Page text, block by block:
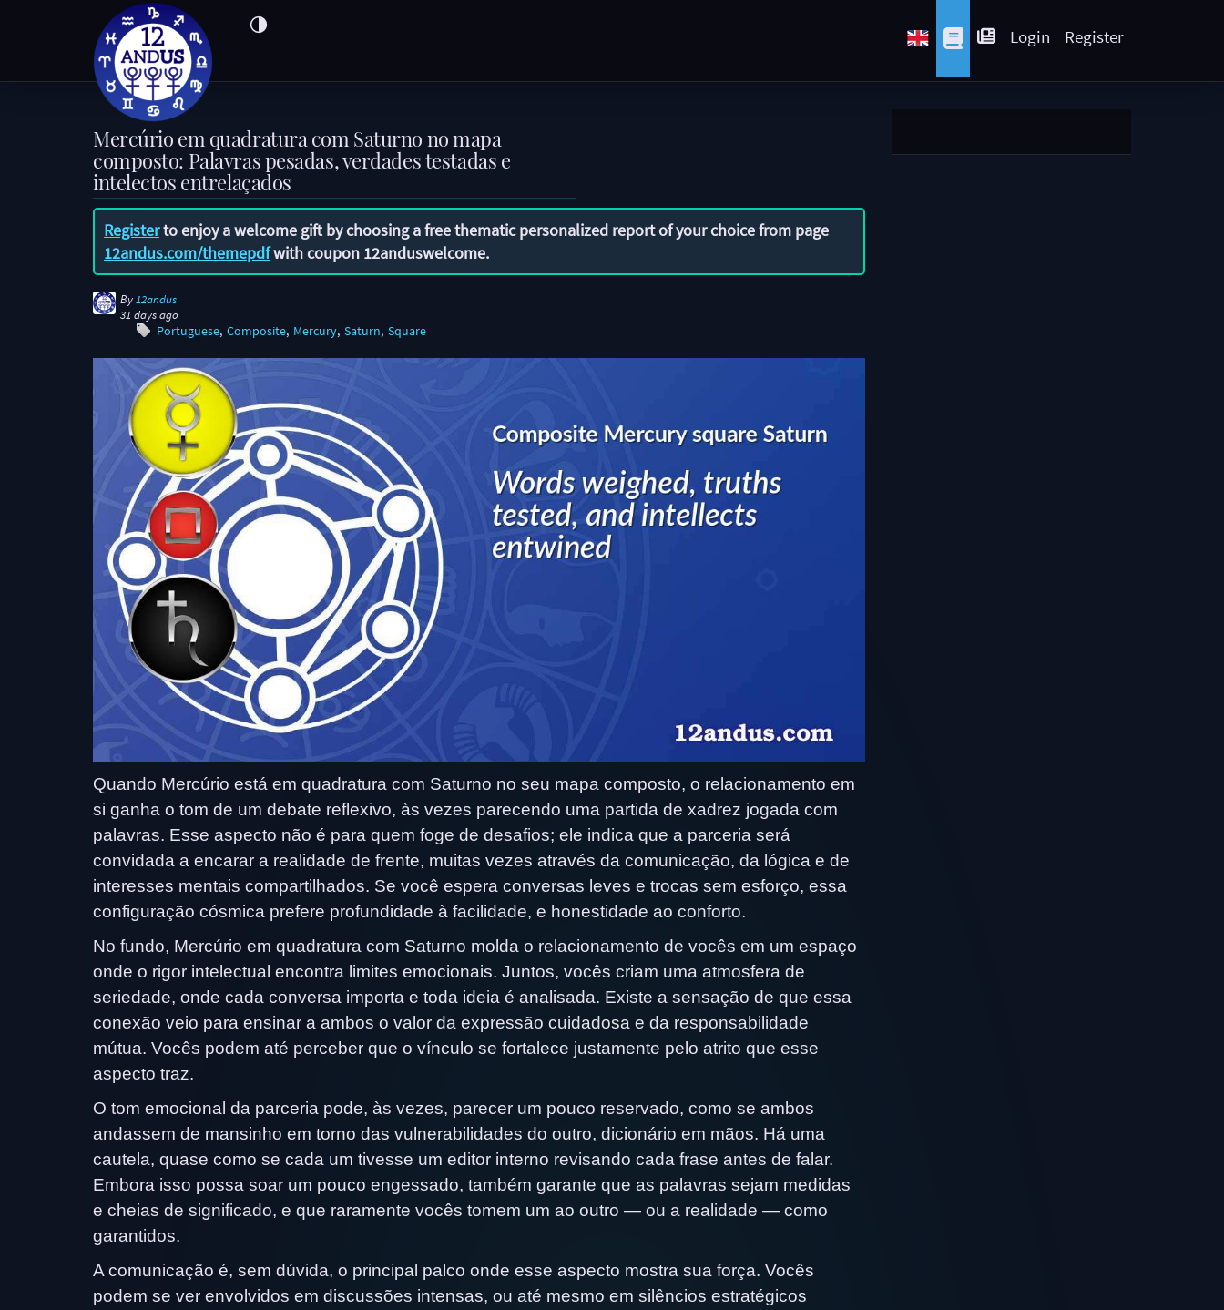
Login Register
Mercúrio em quadratura com Saturno no mapa
composto: Palavras pesadas, verdades testadas e
intelectos entrelaçados
Registerto enjoy a welcome gift by choosing a free thematic personalized report of your choice from page
12andus.com/themepdfwith coupon 12anduswelcome.
By 12andus
31 days ago
Portuguese Composite Mercury Saturn Square
Quando Mercúrio está em quadratura com Saturno no seu mapa composto, o relacionamento em
si ganha o tom de um debate reflexivo, às vezes parecendo uma partida de xadrez jogada com
palavras. Esse aspecto não é para quem foge de desafios; ele indica que a parceria será
convidada a encarar a realidade de frente, muitas vezes através da comunicação, da lógica e de
interesses mentais compartilhados. Se você espera conversas leves e trocas sem esforço, essa
configuração cósmica prefere profundidade à facilidade, e honestidade ao conforto.
No fundo, Mercúrio em quadratura com Saturno molda o relacionamento de vocês em um espaço
onde o rigor intelectual encontra limites emocionais. Juntos, vocês criam uma atmosfera de
seriedade, onde cada conversa importa e toda ideia é analisada. Existe a sensação de que essa
conexão veio para ensinar a ambos o valor da expressão cuidadosa e da responsabilidade
mútua. Vocês podem até perceber que o vínculo se fortalece justamente pelo atrito que esse
aspecto traz.
O tom emocional da parceria pode, às vezes, parecer um pouco reservado, como se ambos
andassem de mansinho em torno das vulnerabilidades do outro, dicionário em mãos. Há uma
cautela, quase como se cada um tivesse um editor interno revisando cada frase antes de falar.
Embora isso possa soar um pouco engessado, também garante que as palavras sejam medidas
e cheias de significado, e que raramente vocês tomem um ao outro — ou a realidade — como
garantidos.
A comunicação é, sem dúvida, o principal palco onde esse aspecto mostra sua força. Vocês
podem se ver envolvidos em discussões intensas, ou até mesmo em silêncios estratégicos